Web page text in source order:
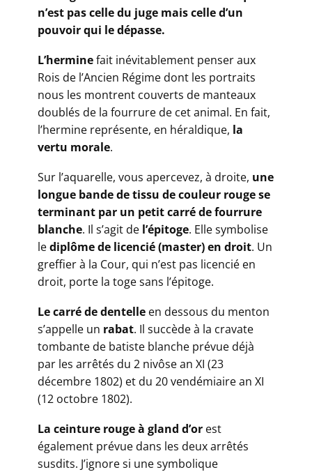
n’est pas celle du juge mais celle d’un
pouvoir qui le dépasse.
L’herminefait inévitablement penser aux
Rois de l’Ancien Régime dont les portraits
nous les montrent couverts de manteaux
doublés de la fourrure de cet animal. En fait,
l’hermine représente, en héraldique, la
vertu morale.
​Sur l’aquarelle, vous apercevez, à droite, une
longue bande de tissu de couleur rouge se
terminant par un petit carré de fourrure
blanche. Il s’agit de l’épitoge. Elle symbolise
lediplôme de licencié (master) en droit. Un
greffier à la Cour, qui n’est pas licencié en
droit, porte la toge sans l’épitoge.
​Le carré de dentelle en dessous du menton
s’appelle un rabat. Il succède à la cravate
tombante de batiste blanche prévue déjà
par les arrêtés du 2 nivôse an XI (23
décembre 1802) et du 20 vendémiaire an XI
(12 octobre 1802).
​La ceinture rouge à gland d’or est
également prévue dans les deux arrêtés
susdits. J’ignore si une symbolique